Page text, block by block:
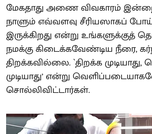
மேகதாது அணை விவகாரம்
நாளும் எவ்வளவு சீரியஸாகப்
இருக்கிறது என்று உங்களுக்குத்
நமக்கு கிடைக்கவேண்டிய நீரை,
திறக்கவில்லை. `திறக்க முடியாது,
முடியாது’ என்று
சொல்லிவிட்டார்கள்.